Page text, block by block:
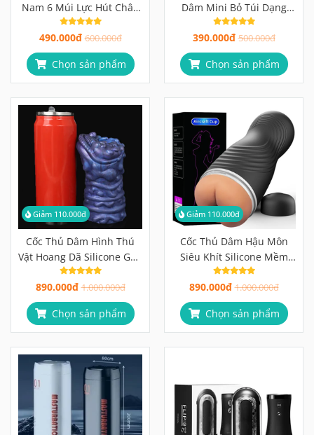
Nam 6 Múi Lực Hút Chân
Không, Rãnh Xoắn Như
Thật
490.000đ 600.000đ
Chọn sản phẩm
Dâm Mini Bỏ Túi Dạng
Trứng
390.000đ 500.000đ
Chọn sản phẩm
Giảm 110.000đ
Cốc Thủ Dâm Hình Thú
Vật Hoang Dã Silicone Gân
Gai Độc Lạ, Khám Phá
Cảm Giác Không Giới Hạn
890.000đ 1.000.000đ
Chọn sản phẩm
Giảm 110.000đ
Cốc Thủ Dâm Hậu Môn
Siêu Khít Silicone Mềm
Mại, Gân Gai Kích Thích
Tối Đa
890.000đ 1.000.000đ
Chọn sản phẩm